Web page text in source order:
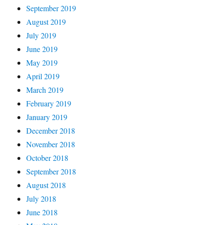
September 2019
August 2019
July 2019
June 2019
May 2019
April 2019
March 2019
February 2019
January 2019
December 2018
November 2018
October 2018
September 2018
August 2018
July 2018
June 2018